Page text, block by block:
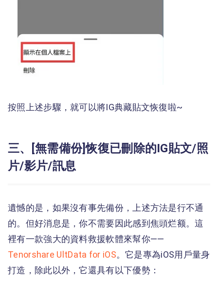
按照上述步驟，就可以將IG典藏貼文恢復啦~
三、[無需備份]恢復已刪除的IG貼文/照
片/影片/訊息
遺憾的是，如果沒有事先備份，上述方法是行不通
的。但好消息是，你不需要因此感到焦頭烂额。這
裡有一款強大的資料救援軟體來幫你——
Tenorshare UltData for iOS。它是專為iOS用戶量身
打造，除此以外，它還具有以下優勢：